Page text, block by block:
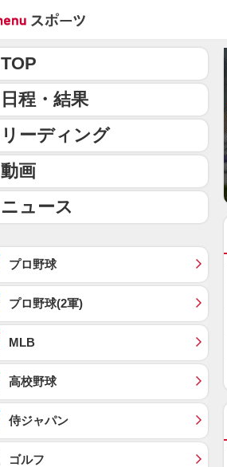
TOP
日程・結果
リーディング
動画
ニュース
プロ野球
プロ野球(2軍)
MLB
高校野球
侍ジャパン
ゴルフ